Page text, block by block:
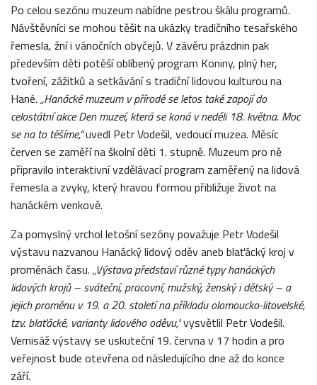
Po celou sezónu muzeum nabídne pestrou škálu programů.
Návštěvníci se mohou těšit na ukázky tradičního tesařského
řemesla, žní i vánočních obyčejů. V závěru prázdnin pak
především děti potěší oblíbený program Koniny, plný her,
tvoření, zážitků a setkávání s tradiční lidovou kulturou na
Hané. „Hanácké muzeum v přírodě se letos také zapojí do
celostátní akce Den muzeí, která se koná v neděli 18. května. Moc
se na to těšíme,“uvedl Petr Vodešil, vedoucí muzea. Měsíc
červen se zaměří na školní děti 1. stupně. Muzeum pro ně
připravilo interaktivní vzdělávací program zaměřený na lidová
řemesla a zvyky, který hravou formou přibližuje život na
hanáckém venkově.
Za pomyslný vrchol letošní sezóny považuje Petr Vodešil
výstavu nazvanou Hanácký lidový oděv aneb blaťácký kroj v
proměnách času. „Výstava představí různé typy hanáckých
lidových krojů – sváteční, pracovní, mužský, ženský i dětský – a
jejich proměnu v 19. a 20. století na příkladu olomoucko-litovelské,
tzv. blaťácké, varianty lidového oděvu,"vysvětlil Petr Vodešil.
Vernisáž výstavy se uskuteční 19. června v 17 hodin a pro
veřejnost bude otevřena od následujícího dne až do konce
září.